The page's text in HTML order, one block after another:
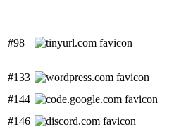
#98
#133
#144
#146